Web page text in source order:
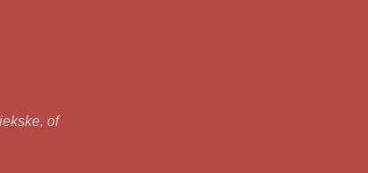
of